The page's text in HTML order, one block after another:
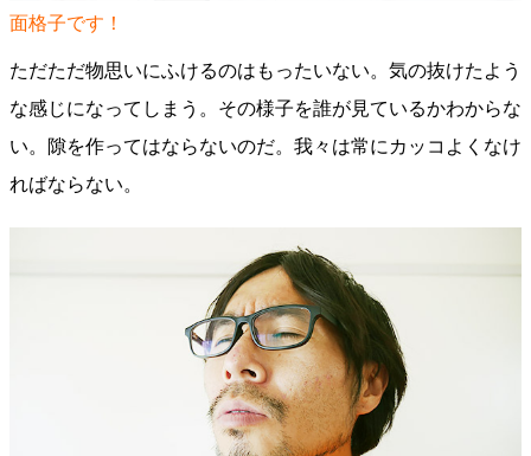
面格子です！
ただただ物思いにふけるのはもったいない。気の抜けたよう
な感じになってしまう。その様子を誰が見ているかわからな
い。隙を作ってはならないのだ。我々は常にカッコよくなけ
ればならない。